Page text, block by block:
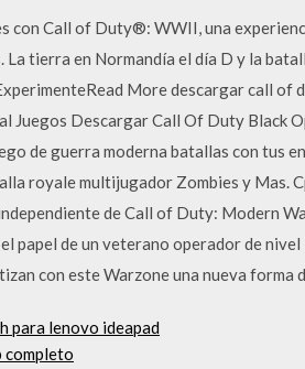
con Call of Duty®: WWII, una
La tierra en Normandía el día D y la
More descargar call
Juegos Descargar Call Of Duty Black
de guerra moderna batallas con tus
royale multijugador Zombies y Mas.
de Call of Duty: Modern
papel de un veterano operador de nivel
con este Warzone una nueva
para lenovo ideapad
completo